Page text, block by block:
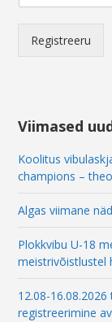
i
*
Registreeru
Viimased
Koolitus
champions –
Algas viimane
Plokkvibu U-18
meistrivõistlustel
12.08-
registreerimine